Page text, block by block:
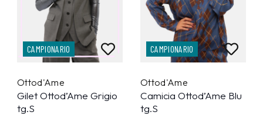
CAMPIONARIO
Ottod'Ame
Gilet Ottod’Ame Grigio
tg.S
CAMPIONARIO
Ottod'Ame
Camicia Ottod’Ame Blu
tg.S